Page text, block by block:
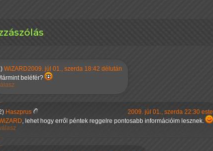
WiZARD2009. júl 01., szerda 18:42 délután
beléfér?
Haszprus
2009. júl 01., szerda 22:30 este
, lehet hogy erről péntek reggelre pontosabb információim lesznek.